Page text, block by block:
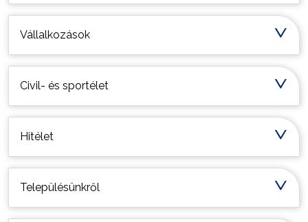
Vállalkozások
Civil- és sportélet
Hitélet
Településünkről